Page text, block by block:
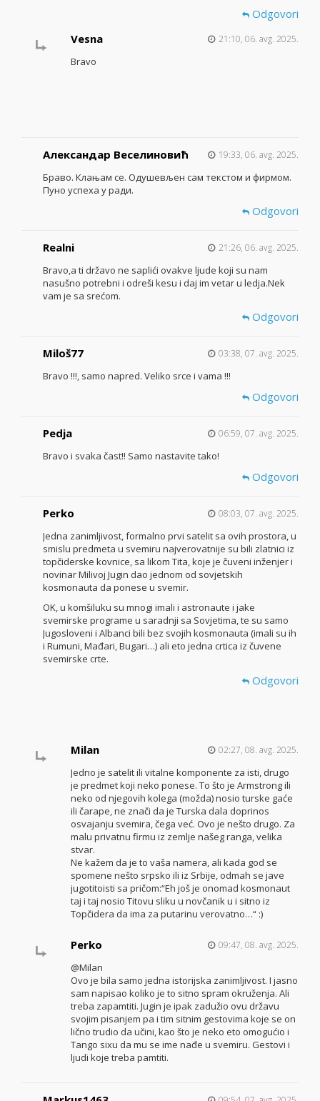
Odgovori
Vesna
21:10, 06. avg. 2025.
Bravo
Александар Веселиновић 19:33, 06. avg. 2025.
Браво. Клањам се. Одушевљен сам текстом и фирмом.
Пуно успеха у ради.
Odgovori
Realni 21:26, 06. avg. 2025.
Bravo,a ti državo ne saplići ovakve ljude koji su nam
nasušno potrebni i odreši kesu i daj im vetar u ledja.Nek
vam je sa srećom.
Odgovori
Miloš77 03:38, 07. avg. 2025.
Bravo !!!, samo napred. Veliko srce i vama !!!
Odgovori
Pedja 06:59, 07. avg. 2025.
Bravo i svaka čast!! Samo nastavite tako!
Odgovori
Perko 08:03, 07. avg. 2025.
Jedna zanimljivost, formalno prvi satelit sa ovih prostora, u
smislu predmeta u svemiru najverovatnije su bili zlatnici iz
topčiderske kovnice, sa likom Tita, koje je čuveni inženjer i
novinar Milivoj Jugin dao jednom od sovjetskih
kosmonauta da ponese u svemir.
OK, u komšiluku su mnogi imali i astronaute i jake
svemirske programe u saradnji sa Sovjetima, te su samo
Jugosloveni i Albanci bili bez svojih kosmonauta (imali su ih
i Rumuni, Mađari, Bugari…) ali eto jedna crtica iz čuvene
svemirske crte.
Odgovori
Milan 02:27, 08. avg. 2025.
Jedno je satelit ili vitalne komponente za isti, drugo
je predmet koji neko ponese. To što je Armstrong ili
neko od njegovih kolega (možda) nosio turske gaće
ili čarape, ne znači da je Turska dala doprinos
osvajanju svemira, čega već. Ovo je nešto drugo. Za
malu privatnu firmu iz zemlje našeg ranga, velika
stvar.
Ne kažem da je to vaša namera, ali kada god se
spomene nešto srpsko ili iz Srbije, odmah se jave
jugotitoisti sa pričom:“Eh još je onomad kosmonaut
taj i taj nosio Titovu sliku u novčanik u i sitno iz
Topčidera da ima za putarinu verovatno…“ :)
Perko 09:47, 08. avg. 2025.
@Milan
Ovo je bila samo jedna istorijska zanimljivost. I jasno
sam napisao koliko je to sitno spram okruženja. Ali
treba zapamtiti. Jugin je ipak zadužio ovu državu
svojim pisanjem pa i tim sitnim gestovima koje se on
lično trudio da učini, kao što je neko eto omogućio i
Tango sixu da mu se ime nađe u svemiru. Gestovi i
ljudi koje treba pamtiti.